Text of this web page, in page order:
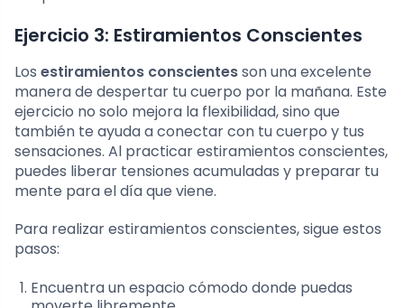
Ejercicio 3: Estiramientos Conscientes
Los estiramientos conscientesson una excelente
manera de despertar tu cuerpo por la mañana. Este
ejercicio no solo mejora la flexibilidad, sino que
también te ayuda a conectar con tu cuerpo y tus
sensaciones. Al practicar estiramientos conscientes,
puedes liberar tensiones acumuladas y preparar tu
mente para el día que viene.
Para realizar estiramientos conscientes, sigue estos
pasos:
Encuentra un espacio cómodo donde puedas